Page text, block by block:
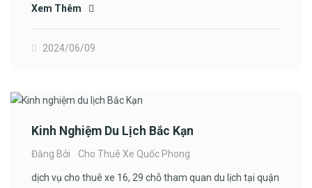
Xem Thêm
2024/06/09
Kinh Nghiệm Du Lịch Bắc Kạn
Đăng Bởi Cho Thuê Xe Quốc Phong
dịch vụ cho thuê xe 16, 29 chỗ tham quan du lịch tại quận